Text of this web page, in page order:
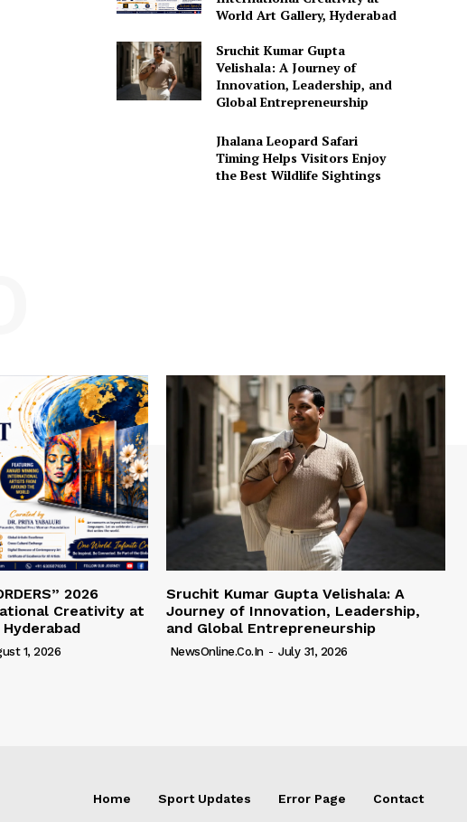
World Art Gallery, Hyderabad
Sruchit Kumar Gupta
Velishala: A Journey of
Innovation, Leadership, and
Global Entrepreneurship
Jhalana Leopard Safari
Timing Helps Visitors Enjoy
the Best Wildlife Sightings
2026
Creativity at
1, 2026
Sruchit Kumar Gupta Velishala: A
Journey of Innovation, Leadership,
and Global Entrepreneurship
NewsOnline.co.in - July 31, 2026
Home Sport Updates Error Page Contact